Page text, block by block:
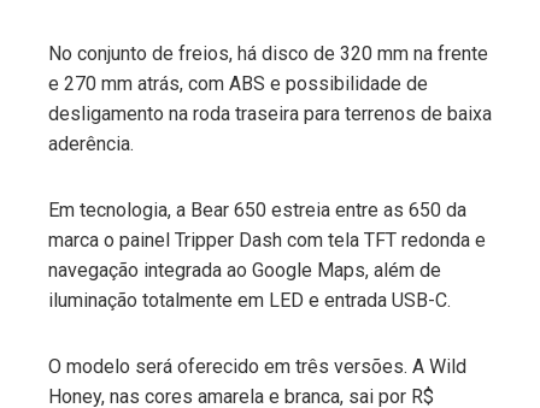
No conjunto de freios, há disco de 320 mm na frente
e 270 mm atrás, com ABS e possibilidade de
desligamento na roda traseira para terrenos de baixa
aderência.
Em tecnologia, a Bear 650 estreia entre as 650 da
marca o painel Tripper Dash com tela TFT redonda e
navegação integrada ao Google Maps, além de
iluminação totalmente em LED e entrada USB-C.
O modelo será oferecido em três versões. A Wild
Honey, nas cores amarela e branca, sai por R$